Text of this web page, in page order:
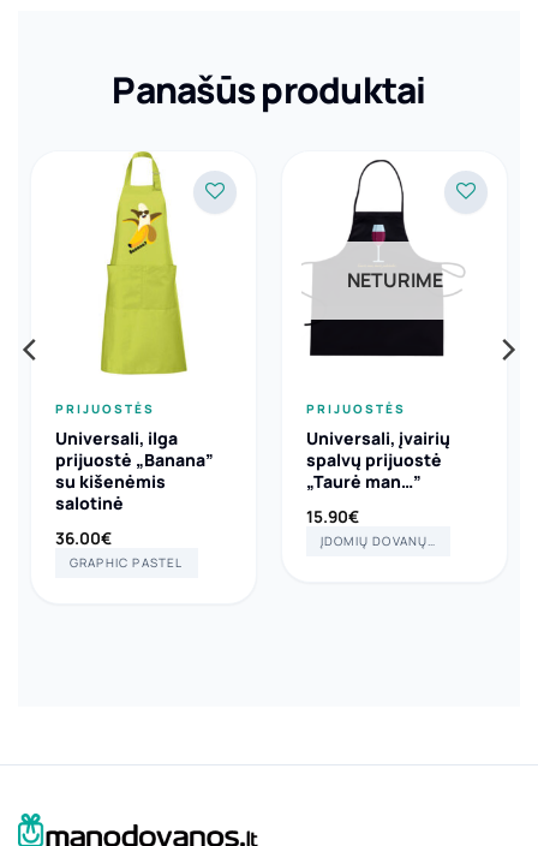
Panašūs produktai
PRIJUOSTĖS
Universali, ilga
prijuostė „Banana”
su kišenėmis
salotinė
36.00€
GRAPHIC PASTEL
NETURIME
PRIJUOSTĖS
Universali, įvairių
spalvų prijuostė
„Taurė man…”
15.90€
ĮDOMIŲ DOVANŲ KRAUTUVĖLĖ